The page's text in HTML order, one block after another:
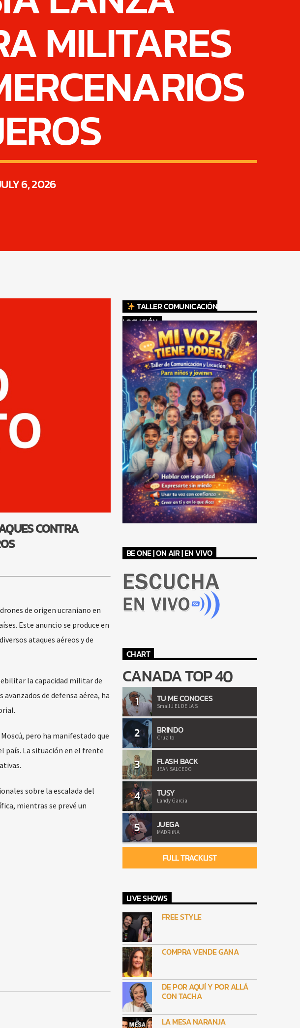
MILITARES
6, 2026
CONTRA
de origen ucraniano en
Este anuncio se produce en
ataques aéreos y de
la capacidad militar de
de defensa aérea, ha
pero ha manifestado que
país. La situación en el frente
sobre la escalada del
mientras se prevé un
TALLER COMUNICACIÓN
LOCUCIÓN
BE ONE | ON AIR | EN VIVO
CHART
CANADA TOP 40
1 TU ME CONOCES
Small J EL DE LA S
2 BRINDO
Cruzito
3 FLASH BACK
JEAN SALCEDO
4 TUSY
Landy Garcia
5 JUEGA
MADRiiNA
FULL TRACKLIST
LIVE SHOWS
FREE STYLE
COMPRA VENDE GANA
DE POR AQUÍ Y POR ALLÁ
CON TACHA
LA MESA NARANJA